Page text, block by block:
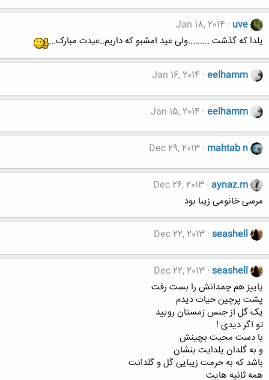
uve
Jan 18, 2014
یلدا که گذشت .........ولی عید امشبو که داریم..عیدت مبارک...
eelhamm
Jan 16, 2014
eelhamm
Jan 15, 2014
mahtab n
Dec 29, 2013
aynaz.m
Dec 26, 2013
مرسی خانومی زیبا بود
seashell
Dec 22, 2013
seashell
Dec 22, 2013
پاییز هم چمدانش را بست رفت
پشت پرچین حیات دیدم
یک گل از جنس زمستان رویید
تو اگر دیدی !
با دست محبت بچینش
و به گلدان یلدایت بنشان
باشد که به حرمت زیبایی گل و گلدانت
همه ثانیه هایت